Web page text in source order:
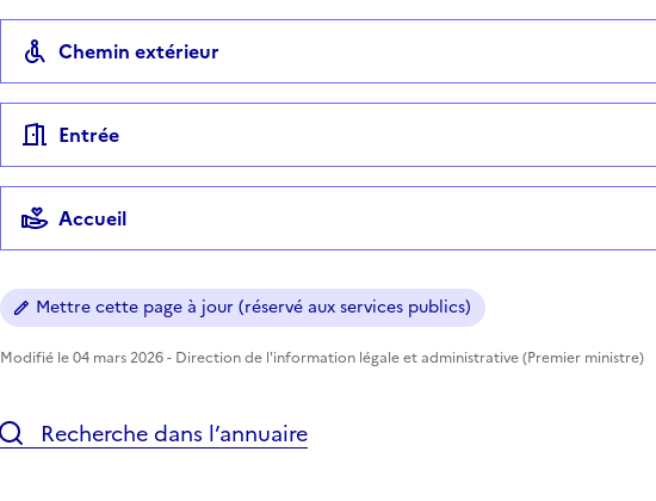
Chemin extérieur
Entrée
Accueil
Mettre cette page à jour (réservé aux services publics)
Modifié le 04 mars 2026 - Direction de l'information légale et administrative (Premier ministre)
Recherche dans l’annuaire